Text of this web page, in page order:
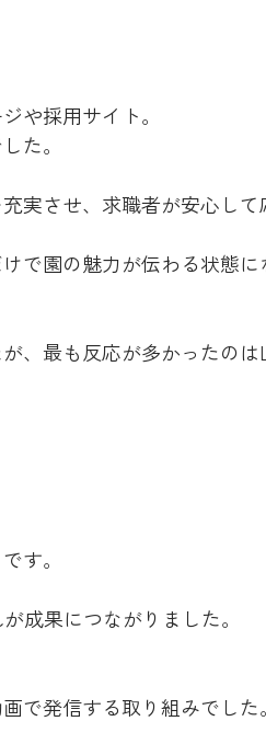
や採用サイト。
た。
実させ、求職者が安心し
で園の魅力が伝わる状態に
、最も反応が多かったのは
す。
成果につながりました。
で発信する取り組みでした。